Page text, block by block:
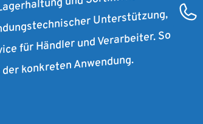
Unterstützung,
für Händler und Verarbeiter. So
konkreten Anwendung.